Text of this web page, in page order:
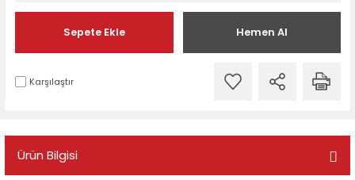
Sepete Ekle Hemen Al
Karşılaştır
Ürün Bilgisi